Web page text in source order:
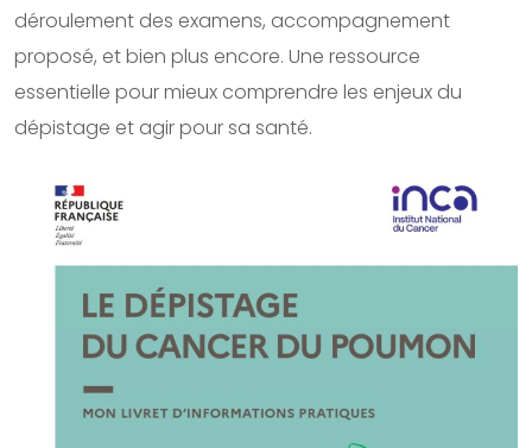
déroulement des examens, accompagnement
proposé, et bien plus encore. Une ressource
essentielle pour mieux comprendre les enjeux du
dépistage et agir pour sa santé.